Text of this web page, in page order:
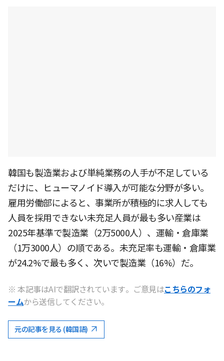
韓国も製造業および単純業務の人手が不足している
だけに、ヒューマノイド導入が可能な分野が多い。
雇用労働部によると、事業所が積極的に求人しても
人員を採用できない未充足人員が最も多い産業は
2025年基準で製造業（2万5000人）、運輸・倉庫業
（1万3000人）の順である。未充足率も運輸・倉庫業
が24.2%で最も多く、次いで製造業（16%）だ。
※ 本記事はAIで翻訳されています。ご意見はこちらのフォ
ームから送信してください。
元の記事を見る (韓国語)